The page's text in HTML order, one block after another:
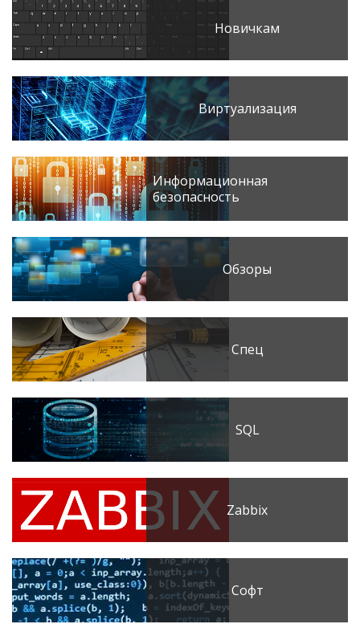
Новичкам
Виртуализация
Информационная
безопасность
Обзоры
Спец
SQL
Zabbix
Софт